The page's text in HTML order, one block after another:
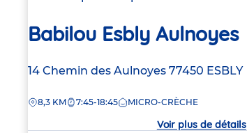
Babilou Esbly Aulnoyes
Adresse
la
14 Chemin des Aulnoyes 77450 ESBLY
DISTANCE
8,3 KM 7:45-18:45 MICRO-CRÈCHE
Voir plus de détails